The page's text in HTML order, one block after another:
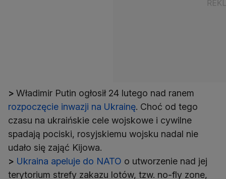
> Władimir Putin ogłosił 24 lutego nad ranem
rozpoczęcie inwazji na Ukrainę. Choć od tego
czasu na ukraińskie cele wojskowe i cywilne
spadają pociski, rosyjskiemu wojsku nadal nie
> Ukraina apeluje do NATO o utworzenie nad jej
terytorium strefy zakazu lotów, tzw. no-fly zone,